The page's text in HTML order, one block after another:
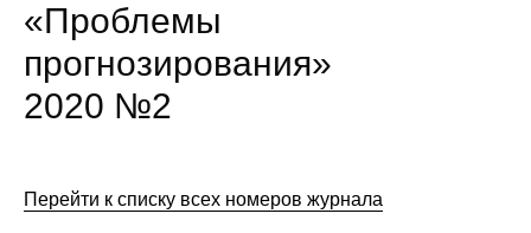
О нас
Об институте
Администрация
«Проблемы
прогнозирования»
2020 №2
Перейти к списку всех номеров журнала